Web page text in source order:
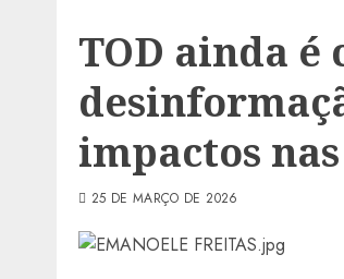
TOD ainda é
impactos
25 DE MARÇO DE 2026